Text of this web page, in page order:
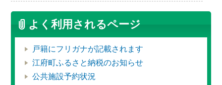
よく利用されるページ
戸籍にフリガナが記載されます
江府町ふるさと納税のお知らせ
公共施設予約状況